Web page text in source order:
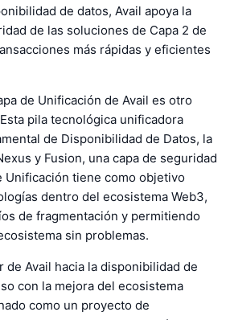
de datos, Avail apoya la
de las soluciones de Capa 2 de
más rápidas y eficientes
de Unificación de Avail es otro
pila tecnológica unificadora
de Disponibilidad de Datos, la
y Fusion, una capa de seguridad
Unificación tiene como objetivo
dentro del ecosistema Web3,
de fragmentación y permitiendo
sin problemas.
de Avail hacia la disponibilidad de
con la mejora del ecosistema
como un proyecto de